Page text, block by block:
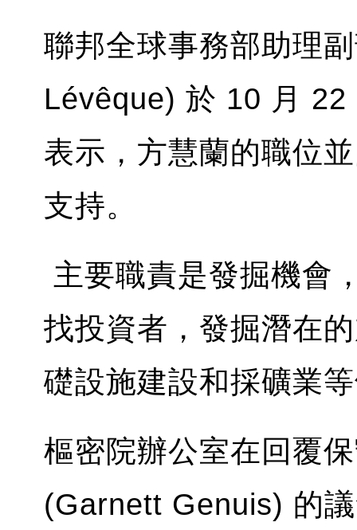
聯邦全球事務部助理
Lévêque) 於 10 月
表示，方慧蘭的職位
支持。
主要職責是發掘機會
找投資者，發掘潛在
礎設施建設和採礦業
樞密院辦公室在回覆
(Garnett Genuis) 的